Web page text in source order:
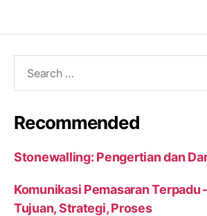
Recommended
Stonewalling: Pengertian dan
Komunikasi Pemasaran Terpadu
Tujuan, Strategi, Proses